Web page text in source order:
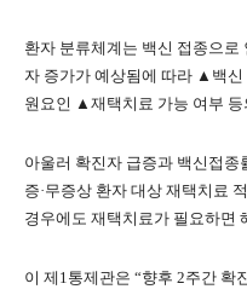
환자 분류체계는 백신 접종으로
자 증가가 예상됨에 따라 ▲백
원요인 ▲재택치료 가능 여부
아울러 확진자 급증과 백신접종
증·무증상 환자 대상 재택치료
경우에도 재택치료가 필요하면
이 제1통제관은 “향후 2주간 확